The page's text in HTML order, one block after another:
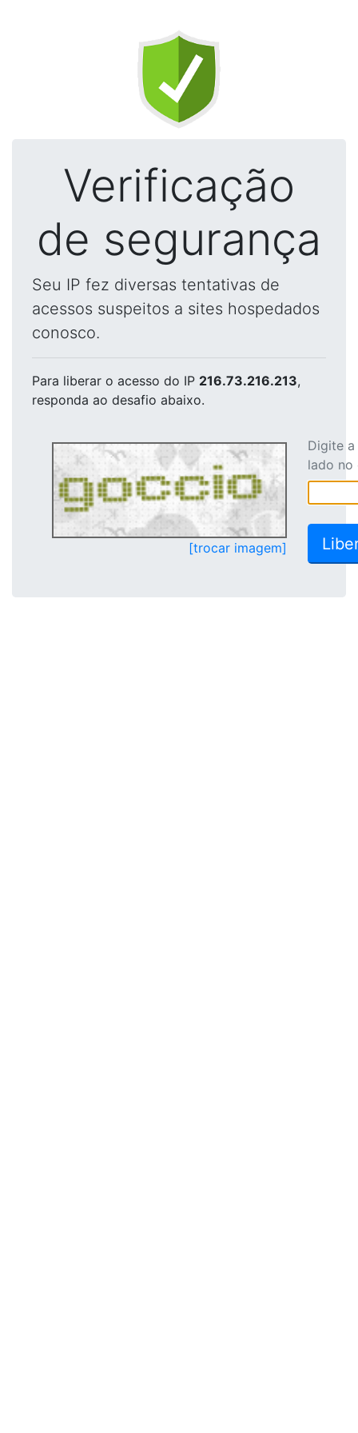
Verificação
de segurança
Seu IP fez diversas tentativas de
acessos suspeitos a sites hospedados
conosco.
Para liberar o acesso do IP 216.73.216.213,
responda ao desafio abaixo.
[trocar imagem]
Digite
lado no